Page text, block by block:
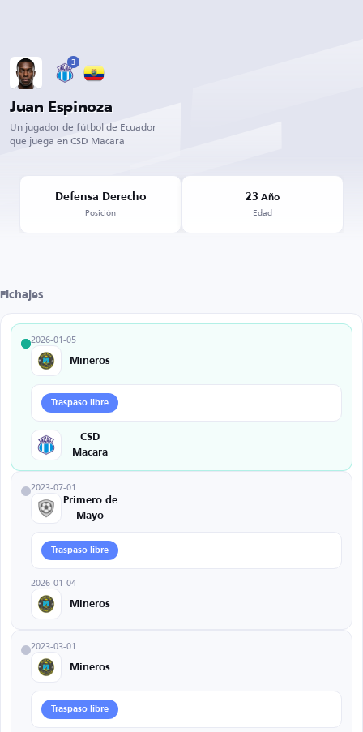
3
Juan Espinoza
Un jugador de fútbol de Ecuador
que juega en CSD Macara
Defensa Derecho
Posición
23 Año
Edad
Fichajes
2026-01-05
Mineros
Traspaso libre
CSD
Macara
2023-07-01
Primero de
Mayo
Traspaso libre
2026-01-04
Mineros
2023-03-01
Mineros
Traspaso libre